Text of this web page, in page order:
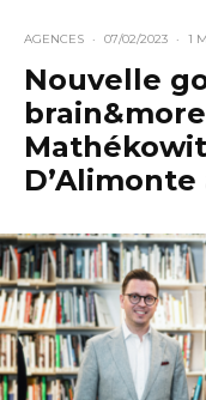
AGENCES · 07/02/2023 · 1
Nouvelle